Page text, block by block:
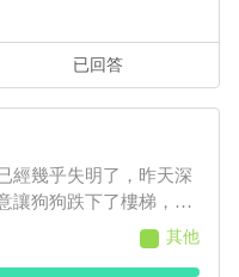
已回答
經幾乎失明了，昨天深
讓狗狗跌下了樓梯，當
常的，摸全身也沒有疼
便睡覺了，但牠睡到一
其他